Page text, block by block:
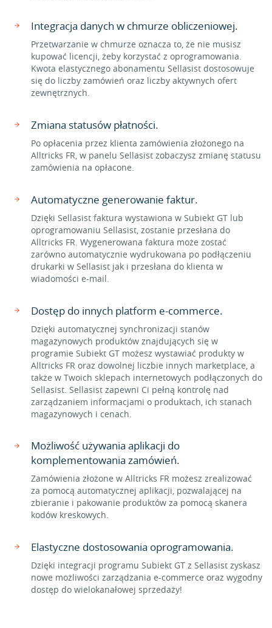
Integracja danych w chmurze obliczeniowej.
Przetwarzanie w chmurze oznacza to, że nie musisz
kupować licencji, żeby korzystać z oprogramowania.
Kwota elastycznego abonamentu Sellasist dostosowuje
się do liczby zamówień oraz liczby aktywnych ofert
zewnętrznych.
Zmiana statusów płatności.
Po opłacenia przez klienta zamówienia złożonego na
Alltricks FR, w panelu Sellasist zobaczysz zmianę statusu
zamówienia na opłacone.
Automatyczne generowanie faktur.
Dzięki Sellasist faktura wystawiona w Subiekt GT lub
oprogramowaniu Sellasist, zostanie przesłana do
Alltricks FR. Wygenerowana faktura może zostać
zarówno automatycznie wydrukowana po podłączeniu
drukarki w Sellasist jak i przesłana do klienta w
wiadomości e-mail.
Dostęp do innych platform e-commerce.
Dzięki automatycznej synchronizacji stanów
magazynowych produktów znajdujących się w
programie Subiekt GT możesz wystawiać produkty w
Alltricks FR oraz dowolnej liczbie innych marketplace, a
także w Twoich sklepach internetowych podłączonych do
Sellasist. Sellasist zapewni Ci pełną kontrolę nad
zarządzaniem informacjami o produktach, ich stanach
magazynowych i cenach.
Możliwość używania aplikacji do
komplementowania zamówień.
Zamówienia złożone w Alltricks FR możesz zrealizować
za pomocą automatycznej aplikacji, pozwalającej na
zbieranie i pakowanie produktów za pomocą skanera
kodów kreskowych.
Elastyczne dostosowania oprogramowania.
Dzięki integracji programu Subiekt GT z Sellasist zyskasz
nowe możliwości zarządzania e-commerce oraz wygodny
dostęp do wielokanałowej sprzedaży!